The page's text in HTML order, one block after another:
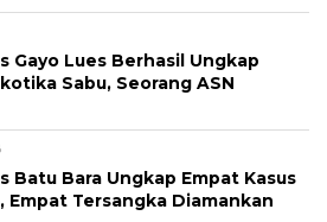
Gayo Lues Berhasil Ungkap
Sabu, Seorang ASN
Batu Bara Ungkap Empat Kasus
Empat Tersangka Diamankan